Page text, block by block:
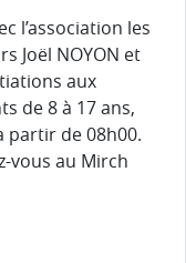
l’association les
Joël NOYON et
aux
de 8 à 17 ans,
partir de 08h00.
vous au Mirch